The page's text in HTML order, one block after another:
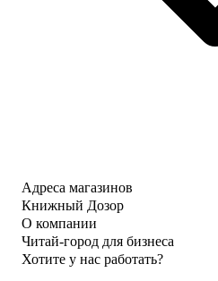
Адреса магазинов
Книжный Дозор
О компании
Читай-город для бизнеса
Хотите у нас работать?